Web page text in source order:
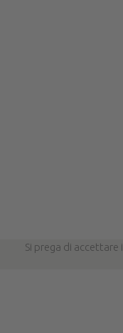
Si prega di accettare i